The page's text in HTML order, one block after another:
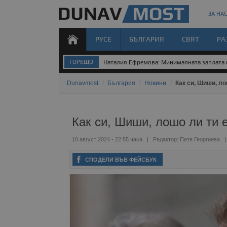
ЗА НАС
РУСЕ БЪЛГАРИЯ СВЯТ
ГОРЕЩО Наталия Ефремова: Минималната заплата
Dunavmost България Новини Как си, Шиши,
Как си, Шиши, лошо ли ти
10 август 2024 - 22:55 часа Редактор: Петя Георгиева
СПОДЕЛИ ВЪВ ФЕЙСБУК